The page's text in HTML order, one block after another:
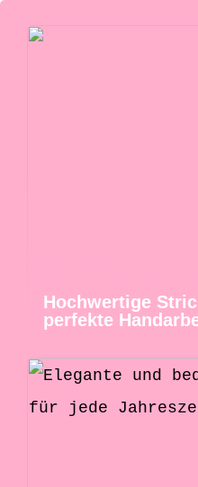
Hochwertige
perfekte